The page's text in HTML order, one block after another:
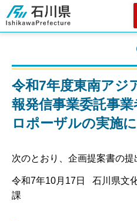
石川県
令和7年度東南アジ
報発信事業委託事
ロポーザルの実施
次のとおり、企画提案書の提
令和7年10月17日 石川県文
課